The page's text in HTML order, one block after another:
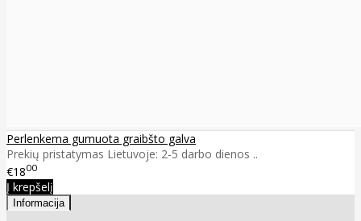
Perlenkema gumuota graibšto galva
Prekių pristatymas Lietuvoje: 2-5 darbo dienos ..
€1800
Į krepšelį
Informacija